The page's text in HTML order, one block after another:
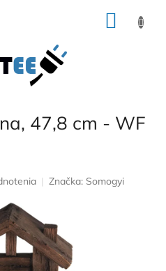
47,8 cm - WF
Značka: Somogyi